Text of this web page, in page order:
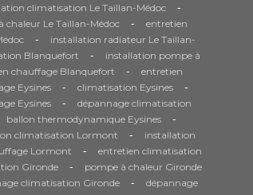
climatisation Le Taillan-Médoc -
chaleur Le Taillan-Médoc -
entretien
-
installation radiateur Le Taillan-
Blanquefort -
installation pompe à
chauffage Blanquefort -
entretien
Eysines - climatisation Eysines -
Eysines -
dépannage climatisation
ballon thermodynamique Eysines -
climatisation Lormont -
installation
Lormont -
entretien climatisation
Gironde - pompe à chaleur Gironde
climatisation Gironde -
dépannage